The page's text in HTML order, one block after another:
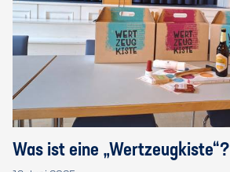
Was ist eine „Wertzeugkiste“?